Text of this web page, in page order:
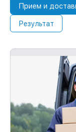
Прием и
Результат